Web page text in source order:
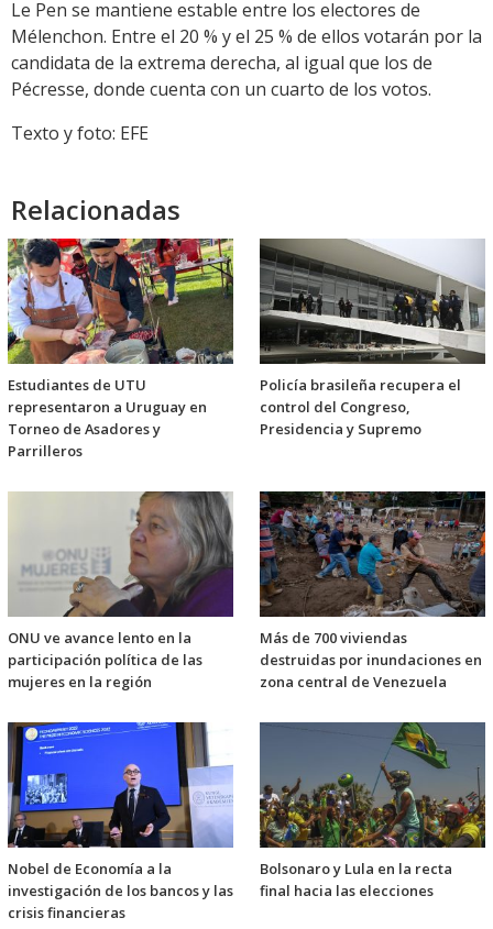
Le Pen se mantiene estable entre los electores de
Mélenchon. Entre el 20 % y el 25 % de ellos votarán por la
candidata de la extrema derecha, al igual que los de
Pécresse, donde cuenta con un cuarto de los votos.
Texto y foto: EFE
Relacionadas
Estudiantes de UTU
representaron a Uruguay en
Torneo de Asadores y
Parrilleros
Policía brasileña recupera el
control del Congreso,
Presidencia y Supremo
ONU ve avance lento en la
participación política de las
mujeres en la región
Más de 700 viviendas
destruidas por inundaciones en
zona central de Venezuela
Nobel de Economía a la
investigación de los bancos y las
crisis financieras
Bolsonaro y Lula en la recta
final hacia las elecciones